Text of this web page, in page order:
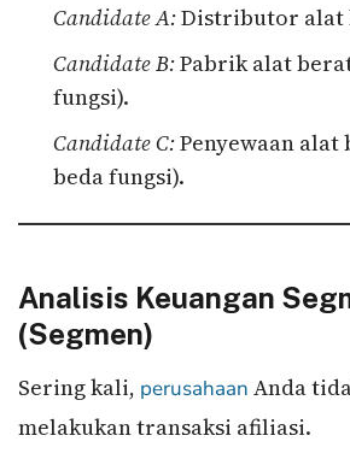
Candidate A:Distributor alat
Candidate B:Pabrik alat
fungsi).
Candidate C:Penyewaan alat
beda fungsi).
Analisis Keuangan
(Segmen)
Sering kali, perusahaan Anda
melakukan transaksi afiliasi.